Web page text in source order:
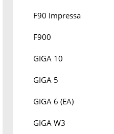
F90 Impressa
F900
GIGA 10
GIGA 5
GIGA 6 (EA)
GIGA W3